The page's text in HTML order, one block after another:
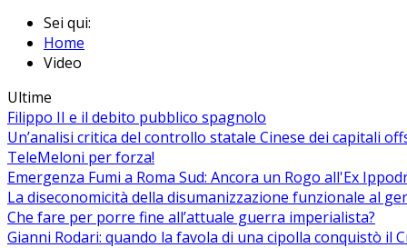
Sei qui:
Home
Video
Ultime
Filippo II e il debito pubblico spagnolo
Un’analisi critica del controllo statale Cinese dei capitali
TeleMeloni per forza!
Emergenza Fumi a Roma Sud: Ancora un Rogo all'Ex
La diseconomicità della disumanizzazione funzionale al
Che fare per porre fine all’attuale guerra imperialista?
Gianni Rodari: quando la favola di una cipolla conquistò il